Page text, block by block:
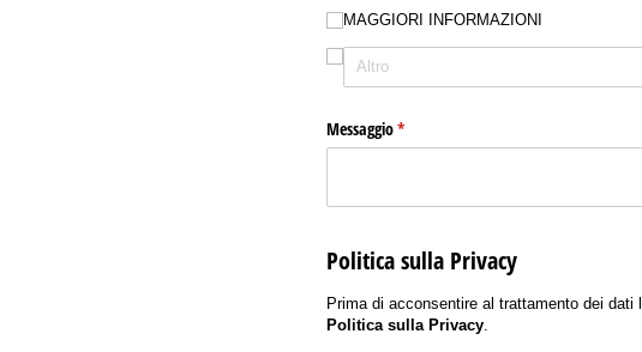
MAGGIORI INFORMAZIONI
Messaggio*
(richiesto)
Politica sulla Privacy
Prima di acconsentire al trattamento dei dati
Politica sulla Privacy